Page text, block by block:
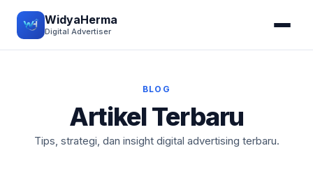
WidyaHerma
Digital Advertiser
BLOG
Artikel Terbaru
Tips, strategi, dan insight digital advertising terbaru.